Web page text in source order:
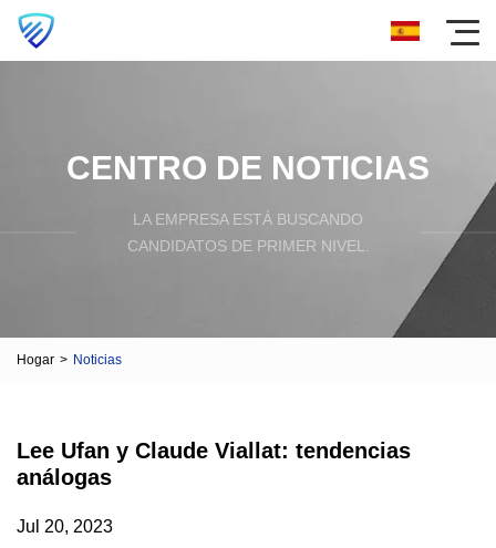
CENTRO DE NOTICIAS
LA EMPRESA ESTÁ BUSCANDO
CANDIDATOS DE PRIMER NIVEL.
Hogar > Noticias
Lee Ufan y Claude Viallat: tendencias
análogas
Jul 20, 2023